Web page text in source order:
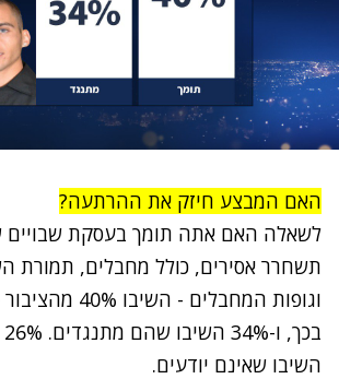
האם המבצע חיזק את ההרתעה?
לשאלה האם אתה תומך בעסקת שבויים
תשחרר אסירים, כולל מחבלים, תמורת
וגופות המחבלים -
השיבו שאינם יודעים.